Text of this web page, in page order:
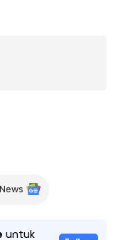
untuk